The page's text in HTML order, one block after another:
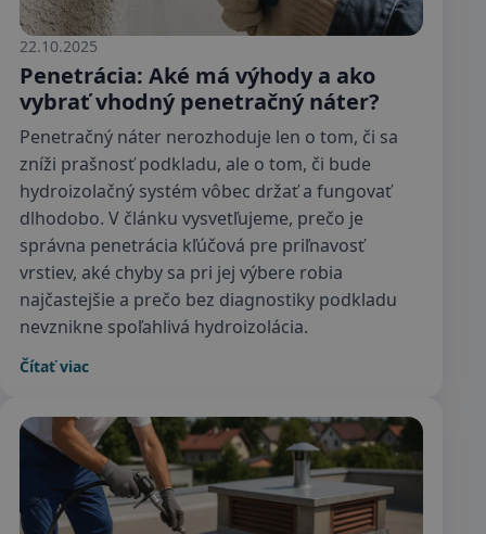
22.10.2025
Penetrácia: Aké má výhody a ako
vybrať vhodný penetračný náter?
Penetračný náter nerozhoduje len o tom, či sa
zníži prašnosť podkladu, ale o tom, či bude
hydroizolačný systém vôbec držať a fungovať
dlhodobo. V článku vysvetľujeme, prečo je
správna penetrácia kľúčová pre priľnavosť
vrstiev, aké chyby sa pri jej výbere robia
najčastejšie a prečo bez diagnostiky podkladu
nevznikne spoľahlivá hydroizolácia.
Čítať viac